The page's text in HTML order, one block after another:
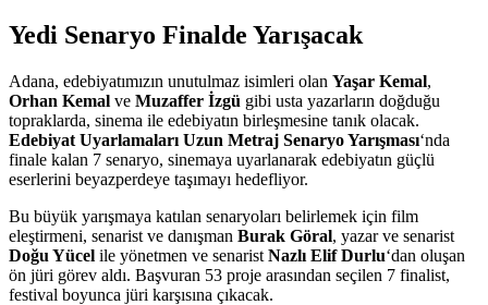
Yedi Senaryo Finalde Yarışacak
Adana, edebiyatımızın unutulmaz isimleri olan Yaşar Kemal,
Orhan Kemal ve Muzaffer İzgü gibi usta yazarların doğduğu
topraklarda, sinema ile edebiyatın birleşmesine tanık olacak.
Edebiyat Uyarlamaları Uzun Metraj Senaryo Yarışması‘nda
finale kalan 7 senaryo, sinemaya uyarlanarak edebiyatın güçlü
eserlerini beyazperdeye taşımayı hedefliyor.
Bu büyük yarışmaya katılan senaryoları belirlemek için film
eleştirmeni, senarist ve danışman Burak Göral, yazar ve senarist
Doğu Yücel ile yönetmen ve senarist Nazlı Elif Durlu‘dan oluşan
ön jüri görev aldı. Başvuran 53 proje arasından seçilen 7 finalist,
festival boyunca jüri karşısına çıkacak.